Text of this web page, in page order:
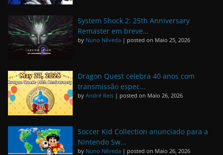
System Shock 2: 25th Anniversary
Remaster em breve...
by Nuno Nêveda | posted on Maio 25, 2026
Dragon Quest celebra 40 anos com
transmissão espec...
by André Reis | posted on Maio 26, 2026
Soccer Kid Collection anunciado para a
Nintendo Sw...
by Nuno Nêveda | posted on Maio 26, 2026